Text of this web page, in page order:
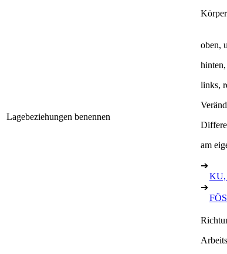
Lagebeziehungen benennen
oben,
links,
am
➔
KU,
➔